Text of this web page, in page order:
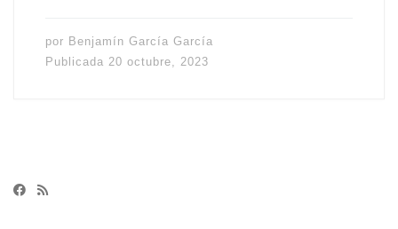
por Benjamín García García
Publicada 20 octubre, 2023